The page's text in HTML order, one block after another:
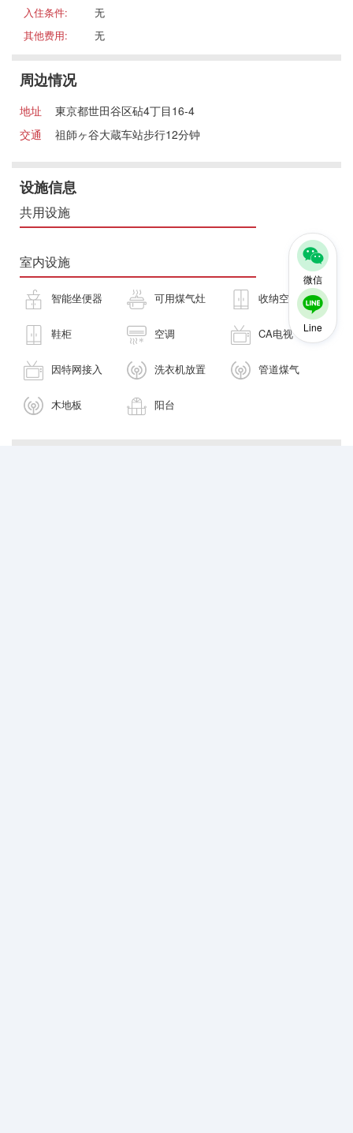
微信
Line
入住条件:
无
其他费用:
无
周边情况
地址
東京都世田谷区砧4丁目16-4
交通
祖師ヶ谷大蔵车站步行12分钟
设施信息
共用设施
室内设施
智能坐便器 可用煤气灶 收纳空间
鞋柜 空调 CA电视
因特网接入 洗衣机放置 管道煤气
木地板 阳台